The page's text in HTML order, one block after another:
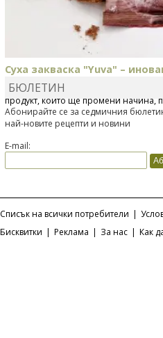
Суха закваска "Yuva" –
Отскоро Лесафр България стартира
продукт, който ще промени начина,
БЮЛЕТИН
Абонирайте се за седмичния
най-новите рецепти и новини
E-mail:
Списък на всички потребители |
Бисквитки | Реклама | За нас | Как